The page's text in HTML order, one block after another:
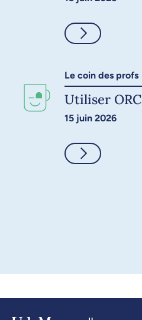
Consulter
Le coin des profs
Utiliser
15 juin 2026
Consulter